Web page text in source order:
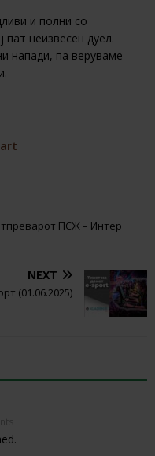
и полни со
неизвесен дуел.
напади, па веруваме
ПСЖ – Интер
NEXT
(01.06.2025)